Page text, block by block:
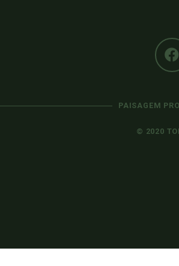
PAISAGEM
© 2020